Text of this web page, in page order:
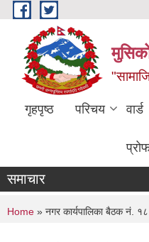
Skip to main content
गृहपृष्ठ परिचय वार्ड
समाचार
You are here
Home » नगर कार्यपालिका बैठक नं.